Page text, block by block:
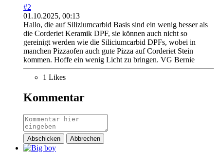
#2
01.10.2025, 00:13
Hallo, die auf Siliziumcarbid Basis sind ein wenig besser als
die Corderiet Keramik DPF, sie können auch nicht so
gereinigt werden wie die Siliciumcarbid DPFs, wobei in
manchen Pizzaofen auch gute Pizza auf Corderiet Stein
kommen. Hoffe ein wenig Licht zu bringen. VG Bernie
1 Likes
Kommentar
Abschicken Abbrechen